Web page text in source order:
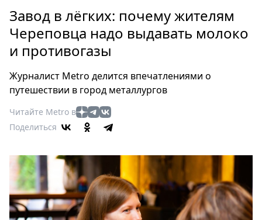
Россия
Мир
Здоровье
Туризм
Мода
Театр
Кино
Книги
Выставки
Пресс-
релизы
Завод в лёгких: почему жителям
Череповца надо выдавать молоко
и противогазы
Журналист Metro делится впечатлениями о
путешествии в город металлургов
Читайте Metro в
Поделиться